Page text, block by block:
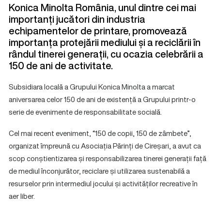
Konica Minolta România, unul dintre cei mai
importanți jucători din industria
echipamentelor de printare, promovează
importanța protejării mediului și a reciclării în
rândul tinerei generații, cu ocazia celebrării a
150 de ani de activitate.
Subsidiara locală a Grupului Konica Minolta a marcat
aniversarea celor 150 de ani de existență a Grupului printr-o
serie de evenimente de responsabilitate socială.
Cel mai recent eveniment, “150 de copii, 150 de zâmbete”,
organizat împreună cu Asociația Părinți de Cireșari, a avut ca
scop conștientizarea și responsabilizarea tinerei generații față
de mediul înconjurător, reciclare și utilizarea sustenabilă a
resurselor prin intermediul jocului și activităților recreative în
aer liber.